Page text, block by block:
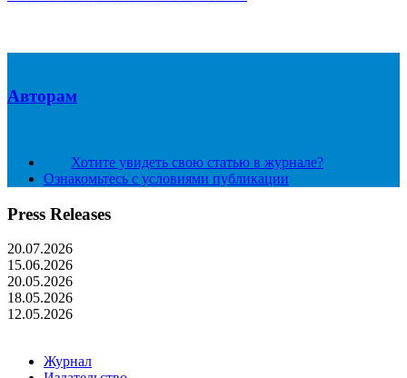
Авторам
Хотите увидеть свою статью в журнале?
Ознакомьтесь с условиями публикации
Press Releases
20.07.2026
15.06.2026
20.05.2026
18.05.2026
12.05.2026
Журнал